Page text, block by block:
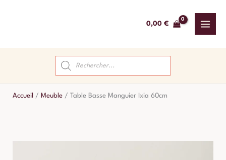
0,00 €
Recherche
de
produits
Accueil / Meuble / Table Basse Manguier Ixia 60cm